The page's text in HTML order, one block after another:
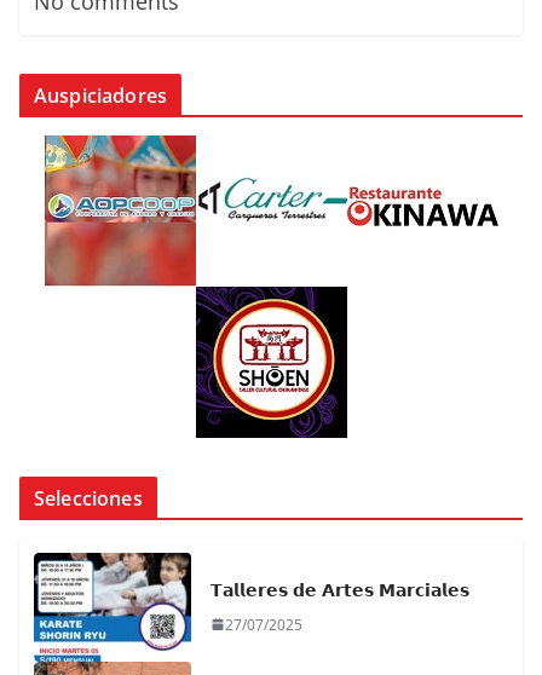
Auspiciadores
Selecciones
𝗧𝗮𝗹𝗹𝗲𝗿𝗲𝘀 𝗱𝗲 𝗔𝗿𝘁𝗲𝘀 𝗠𝗮𝗿𝗰𝗶𝗮𝗹𝗲𝘀
27/07/2025